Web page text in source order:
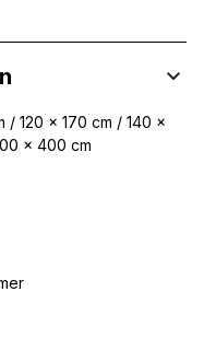
/ 120 x 170 cm / 140 x
x 400 cm